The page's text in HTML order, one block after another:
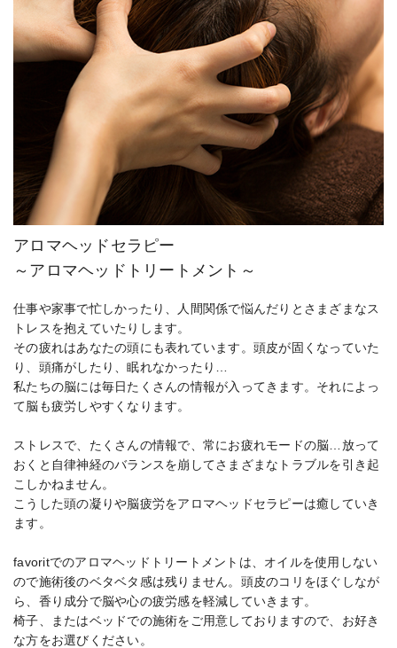
アロマヘッドセラピー
～アロマヘッドトリートメント～
仕事や家事で忙しかったり、人間関係で悩んだりとさまざまなス
トレスを抱えていたりします。
その疲れはあなたの頭にも表れています。頭皮が固くなっていた
り、頭痛がしたり、眠れなかったり…
私たちの脳には毎日たくさんの情報が入ってきます。それによっ
て脳も疲労しやすくなります。
ストレスで、たくさんの情報で、常にお疲れモードの脳…放って
おくと自律神経のバランスを崩してさまざまなトラブルを引き起
こしかねません。
こうした頭の凝りや脳疲労をアロマヘッドセラピーは癒していき
ます。
favoritでのアロマヘッドトリートメントは、オイルを使用しない
ので施術後のベタベタ感は残りません。頭皮のコリをほぐしなが
ら、香り成分で脳や心の疲労感を軽減していきます。
椅子、またはベッドでの施術をご用意しておりますので、お好き
な方をお選びください。